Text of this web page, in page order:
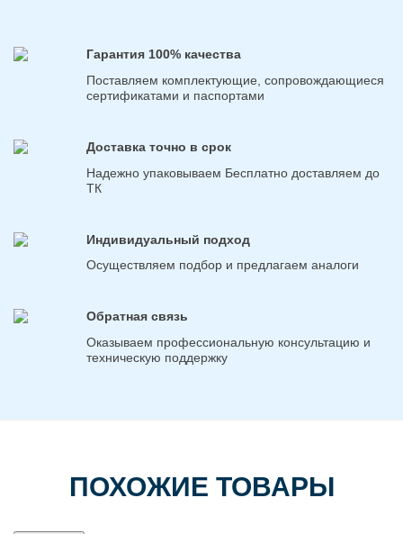
Гарантия 100% качества
Поставляем комплектующие, сопровождающиеся
сертификатами и паспортами
Доставка точно в срок
Надежно упаковываем Бесплатно доставляем до
ТК
Индивидуальный подход
Осуществляем подбор и предлагаем аналоги
Обратная связь
Оказываем профессиональную консультацию и
техническую поддержку
ПОХОЖИЕ ТОВАРЫ